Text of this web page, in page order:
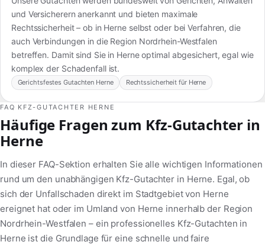
und Versicherern anerkannt und bieten maximale
Rechtssicherheit – ob in Herne selbst oder bei Verfahren, die
auch Verbindungen in die Region Nordrhein-Westfalen
betreffen. Damit sind Sie in Herne optimal abgesichert, egal wie
komplex der Schadenfall ist.
Gerichtsfestes Gutachten Herne Rechtssicherheit für Herne
FAQ KFZ-GUTACHTER HERNE
Häufige Fragen zum Kfz-Gutachter in
Herne
In dieser FAQ-Sektion erhalten Sie alle wichtigen Informationen
rund um den unabhängigen Kfz-Gutachter in Herne. Egal, ob
sich der Unfallschaden direkt im Stadtgebiet von Herne
ereignet hat oder im Umland von Herne innerhalb der Region
Nordrhein-Westfalen – ein professionelles Kfz-Gutachten in
Herne ist die Grundlage für eine schnelle und faire